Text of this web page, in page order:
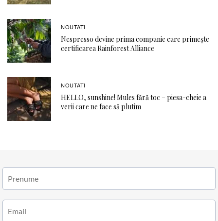
NOUTATI
Nespresso devine prima companie care primește
certificarea Rainforest Alliance
NOUTATI
HELLO, sunshine! Mules fără toc – piesa-cheie a
verii care ne face să plutim